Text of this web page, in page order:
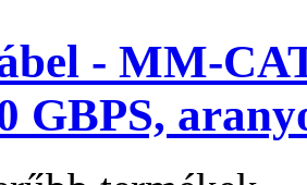
- MM-
GBPS,